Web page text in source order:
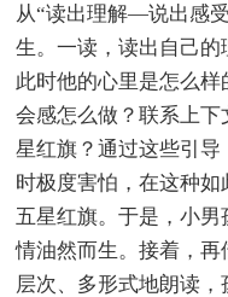
从“读出理解—说出感
生。一读，读出自己的
此时他的心里是怎么
会感怎么做？联系上
星红旗？通过这些引
时极度害怕，在这种
五星红旗。于是，小
情油然而生。接着，
层次、多形式地朗读